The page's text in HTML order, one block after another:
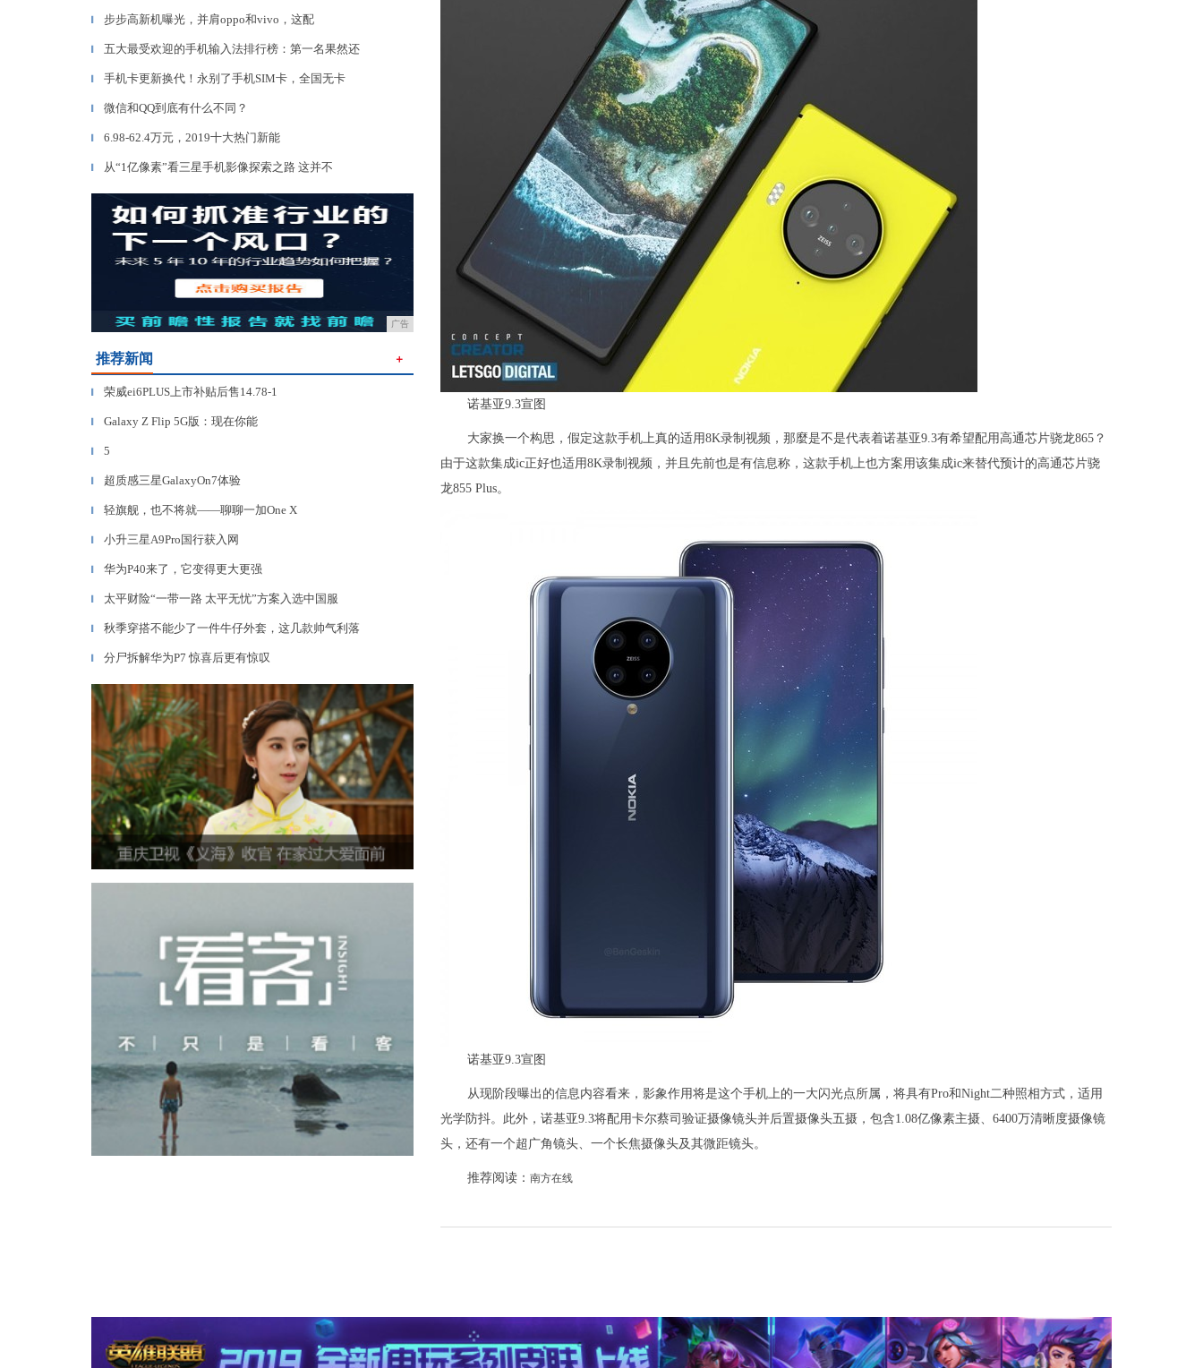
▎ 步步高新机曝光，并肩oppo和vivo，这配
▎ 五大最受欢迎的手机输入法排行榜：第一名果然还
▎ 手机卡更新换代！永别了手机SIM卡，全国无卡
▎ 微信和QQ到底有什么不同？
▎ 6.98-62.4万元，2019十大热门新能
▎ 从“1亿像素”看三星手机影像探索之路 这并不
广告
推荐新闻 ＋
▎ 荣威ei6PLUS上市补贴后售14.78-1
▎ Galaxy Z Flip 5G版：现在你能
▎ 5
▎ 超质感三星GalaxyOn7体验
▎ 轻旗舰，也不将就——聊聊一加One X
▎ 小升三星A9Pro国行获入网
▎ 华为P40来了，它变得更大更强
▎ 太平财险“一带一路 太平无忧”方案入选中国服
▎ 秋季穿搭不能少了一件牛仔外套，这几款帅气利落
▎ 分尸拆解华为P7 惊喜后更有惊叹
诺基亚9.3宣图
大家换一个构思，假定这款手机上真的适用8K录制视频，那麼是不是代表着诺基亚9.3有希望配用高通芯片骁龙865？
由于这款集成ic正好也适用8K录制视频，并且先前也是有信息称，这款手机上也方案用该集成ic来替代预计的高通芯片骁
龙855 Plus。
诺基亚9.3宣图
从现阶段曝出的信息内容看来，影象作用将是这个手机上的一大闪光点所属，将具有Pro和Night二种照相方式，适用
光学防抖。此外，诺基亚9.3将配用卡尔蔡司验证摄像镜头并后置摄像头五摄，包含1.08亿像素主摄、6400万清晰度摄像镜
头，还有一个超广角镜头、一个长焦摄像头及其微距镜头。
推荐阅读： 南方在线